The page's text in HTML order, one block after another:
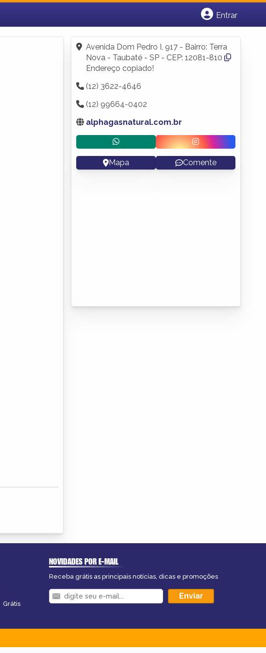
Entrar
Fazer login
Criar conta
Avenida Dom Pedro I, 917 - Bairro: Terra
Nova - Taubaté - SP - CEP: 12081-810
Endereço copiado!
(12) 3622-4646
(12) 99664-0402
alphagasnatural.com.br
Mapa Comente
Grátis
NOVIDADES POR E-MAIL
Receba grátis as principais notícias, dicas e promoções